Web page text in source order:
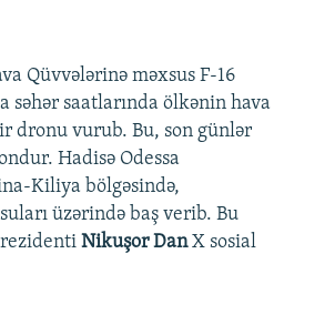
Qüvvələrinə məxsus F-16
səhər saatlarında ölkənin hava
dronu vurub. Bu, son günlər
Hadisə Odessa
Kiliya bölgəsində,
üzərində baş verib. Bu
Nikuşor DanX sosial